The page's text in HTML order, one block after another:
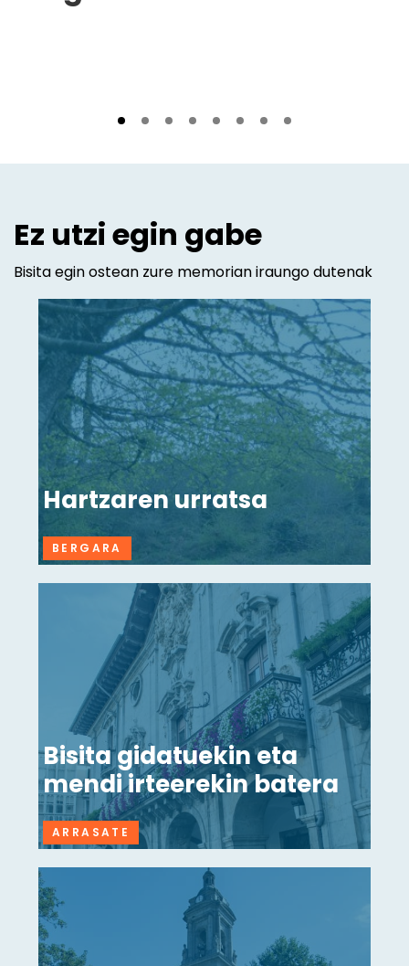
Ez utzi egin gabe
Bisita egin ostean zure memorian iraungo dutenak
Hartzaren urratsa
BERGARA
Bisita gidatuekin eta
mendi irteerekin batera
ARRASATE